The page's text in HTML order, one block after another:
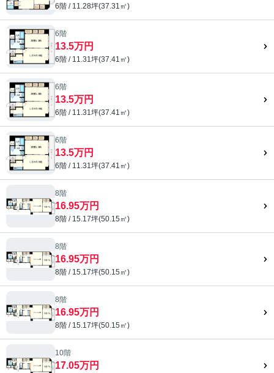
6階 / 11.28坪(37.31㎡)
6階
13.5万円
6階 / 11.31坪(37.41㎡)
6階
13.5万円
6階 / 11.31坪(37.41㎡)
6階
13.5万円
6階 / 11.31坪(37.41㎡)
8階
16.95万円
8階 / 15.17坪(50.15㎡)
8階
16.95万円
8階 / 15.17坪(50.15㎡)
8階
16.95万円
8階 / 15.17坪(50.15㎡)
10階
17.05万円